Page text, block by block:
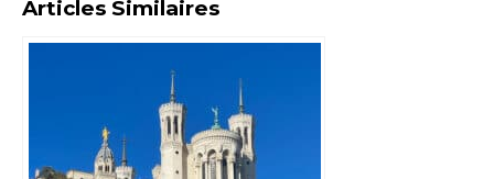
Articles Similaires